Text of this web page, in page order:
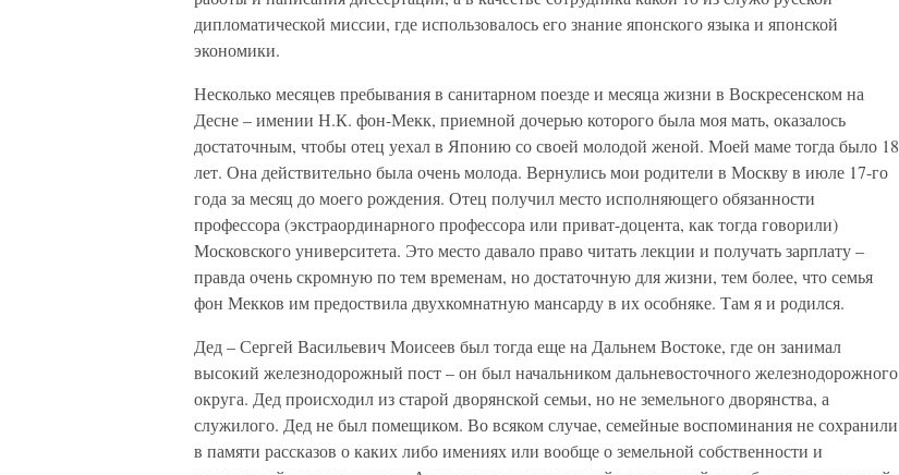
дипломатической миссии, где использовалось его знание японского языка и японской
экономики.
Несколько месяцев пребывания в санитарном поезде и месяца жизни в Воскресенском на
Десне – имении Н.К. фон-Мекк, приемной дочерью которого была моя мать, оказалось
достаточным, чтобы отец уехал в Японию со своей молодой женой. Моей маме тогда было 18
лет. Она действительно была очень молода. Вернулись мои родители в Москву в июле 17-го
года за месяц до моего рождения. Отец получил место исполняющего обязанности
профессора (экстраординарного профессора или приват-доцента, как тогда говорили)
Московского университета. Это место давало право читать лекции и получать зарплату –
правда очень скромную по тем временам, но достаточную для жизни, тем более, что семья
фон Мекков им предоствила двухкомнатную мансарду в их особняке. Там я и родился.
Дед – Сергей Васильевич Моисеев был тогда еще на Дальнем Востоке, где он занимал
высокий железнодорожный пост – он был начальником дальневосточного железнодорожного
округа. Дед происходил из старой дворянской семьи, но не земельного дворянства, а
служилого. Дед не был помещиком. Во всяком случае, семейные воспоминания не сохранили
в памяти рассказов о каких либо имениях или вообще о земельной собственности и